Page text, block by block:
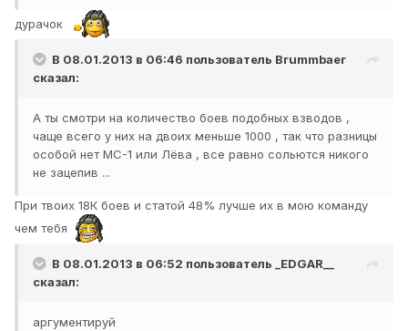
дурачок
В 08.01.2013 в 06:46 пользователь Brummbaer
сказал:
А ты смотри на количество боев подобных взводов ,
чаще всего у них на двоих меньше 1000 , так что разницы
особой нет МС-1 или Лёва , все равно сольются никого
не зацепив ...
При твоих 18К боев и статой 48% лучше их в мою команду
чем тебя
В 08.01.2013 в 06:52 пользователь _EDGAR__
сказал:
аргументируй